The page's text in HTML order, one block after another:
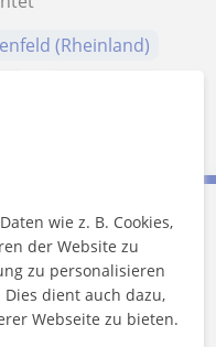
(Rheinland)
15€/h
wie z. B. Cookies,
der Website zu
zu personalisieren
dient auch dazu,
Webseite zu bieten.